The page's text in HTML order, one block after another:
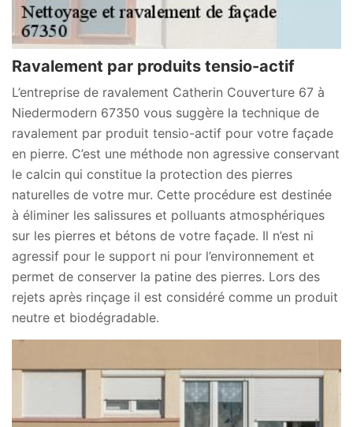
Ravalement par produits tensio-actif
L’entreprise de ravalement Catherin Couverture 67 à
Niedermodern 67350 vous suggère la technique de
ravalement par produit tensio-actif pour votre façade
en pierre. C’est une méthode non agressive conservant
le calcin qui constitue la protection des pierres
naturelles de votre mur. Cette procédure est destinée
à éliminer les salissures et polluants atmosphériques
sur les pierres et bétons de votre façade. Il n’est ni
agressif pour le support ni pour l’environnement et
permet de conserver la patine des pierres. Lors des
rejets après rinçage il est considéré comme un produit
neutre et biodégradable.